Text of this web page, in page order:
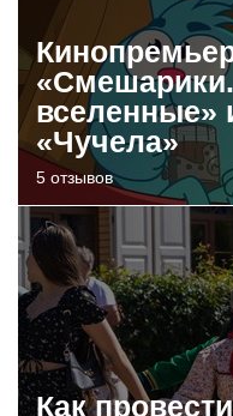
вселенные»
«Чучела»
5 отзывов
Как